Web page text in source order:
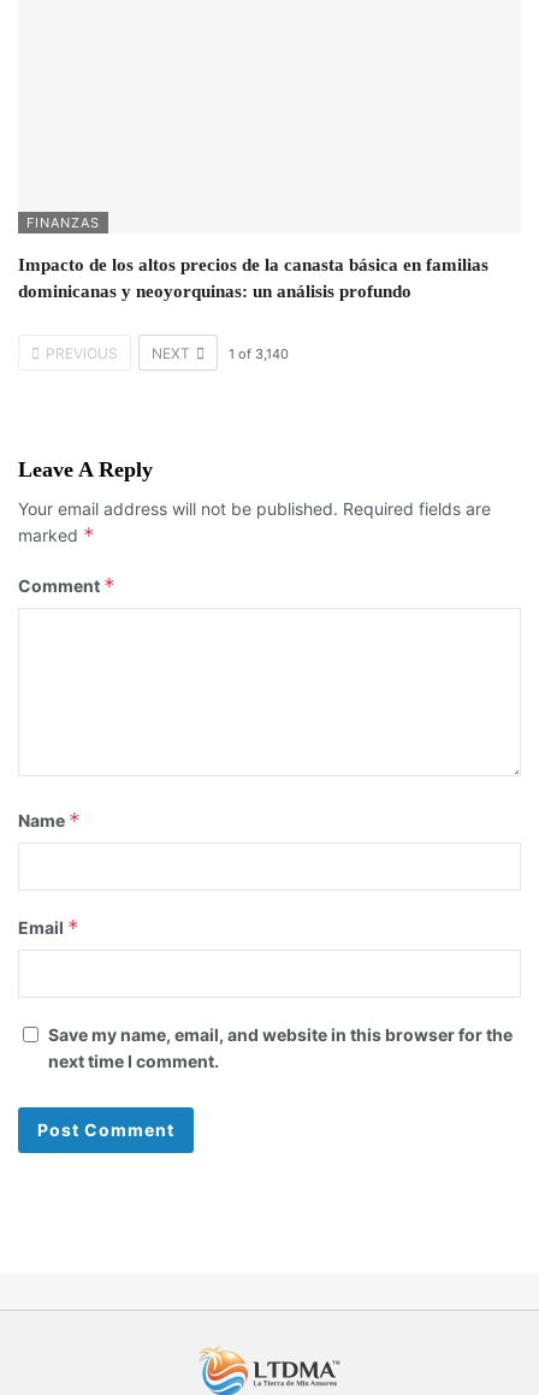
FINANZAS
Impacto de los altos precios de la canasta básica en familias
dominicanas y neoyorquinas: un análisis profundo
PREVIOUS NEXT 1 of 3,140
Leave A Reply
Your email address will not be published. Required fields are
marked *
Comment *
Name *
Email *
Save my name, email, and website in this browser for the
next time I comment.